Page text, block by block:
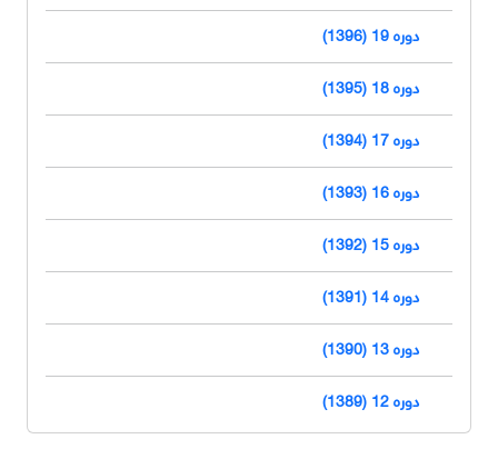
دوره 19 (1396)
دوره 18 (1395)
دوره 17 (1394)
دوره 16 (1393)
دوره 15 (1392)
دوره 14 (1391)
دوره 13 (1390)
دوره 12 (1389)